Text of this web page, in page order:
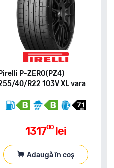
Pirelli P-ZERO(PZ4)
40/R22 103V XL vara
131700 lei
Adaugă în coș